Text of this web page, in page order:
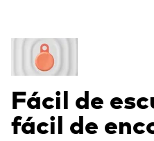
Fácil de
fácil de